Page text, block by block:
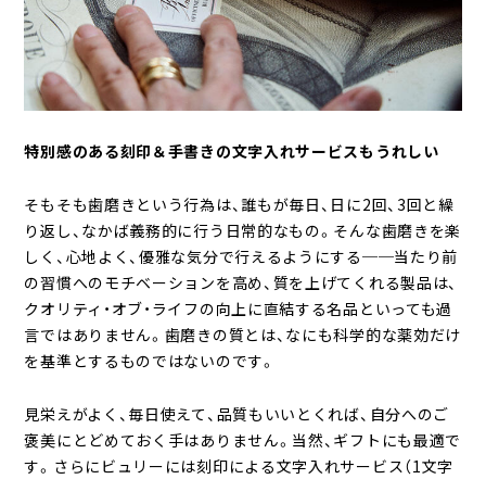
特別感のある刻印＆手書きの文字入れサービスもうれしい
そもそも歯磨きという行為は、誰もが毎日、日に2回、3回と繰
り返し、なかば義務的に行う日常的なもの。そんな歯磨きを楽
しく、心地よく、優雅な気分で行えるようにする──当たり前
の習慣へのモチベーションを高め、質を上げてくれる製品は、
クオリティ・オブ・ライフの向上に直結する名品といっても過
言ではありません。歯磨きの質とは、なにも科学的な薬効だけ
を基準とするものではないのです。
見栄えがよく、毎日使えて、品質もいいとくれば、自分へのご
褒美にとどめておく手はありません。当然、ギフトにも最適で
す。さらにビュリーには刻印による文字入れサービス（1文字